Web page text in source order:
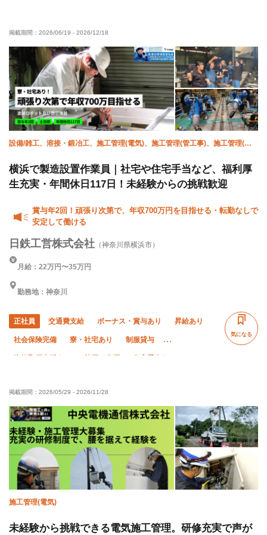
車・バイク通勤OK 転勤なし
掲載期間： 2026/06/19 - 2026/12/18
設備/雑工、溶接・鍛冶工、施工管理(電気)、施工管理(管工事)、施工管理(建
横浜で製造設置作業員｜社宅や住宅手当など、福利厚
生充実・年間休日117日！未経験からの挑戦歓迎
賞与年2回！頑張り次第で、年収700万円を目指せる・転勤なしで
安定して働ける
日鉄工営株式会社 （神奈川県横浜市）
月給：22万円〜35万円
勤務地：神奈川
正社員 交通費支給 ボーナス・賞与あり 昇給あり
社会保険完備 寮・社宅あり 制服貸与
資格取得支援あり 禁煙・分煙 住宅手当あり
年齢不問 50代以上活躍中
女性活躍中 外国人活躍中 土日休み
車・バイク通勤OK 転勤なし
気になる
掲載期間： 2026/05/29 - 2026/11/28
施工管理(電気)
未経験から挑戦できる電気施工管理。研修充実で声が